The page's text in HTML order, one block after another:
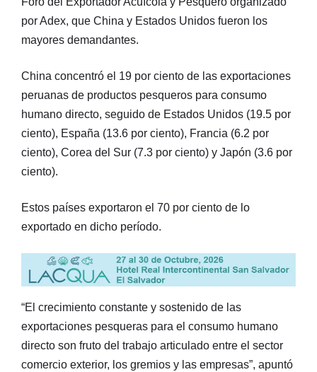
por Adex, que China y Estados Unidos fueron los
mayores demandantes.
China concentró el 19 por ciento de las exportaciones
peruanas de productos pesqueros para consumo
humano directo, seguido de Estados Unidos (19.5 por
ciento), España (13.6 por ciento), Francia (6.2 por
ciento), Corea del Sur (7.3 por ciento) y Japón (3.6 por
ciento).
Estos países exportaron el 70 por ciento de lo
exportado en dicho período.
“El crecimiento constante y sostenido de las
exportaciones pesqueras para el consumo humano
directo son fruto del trabajo articulado entre el sector
comercio exterior, los gremios y las empresas”, apuntó